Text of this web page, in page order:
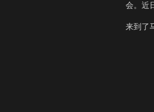
会。近
来到了